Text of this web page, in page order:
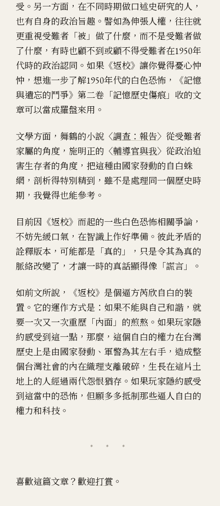
受。另一方面，在不同時期做口述史研究的人，
也有自身的政治旨趣。譬如為伸張人權，往往就
更重視受難者「被」做了什麼，而不是受難者做
了什麼，有時也顧不到或顧不得受難者在1950年
代時的政治認同。如果《返校》讓你覺得憂心忡
忡，想進一步了解1950年代的白色恐怖，《記憶
與遺忘的鬥爭》第二卷「記憶歷史傷痕」收的文
章可以當成羅盤來用。
文學方面，舞鶴的小說〈調查：報告〉從受難者
家屬的角度，施明正的〈輔導官與我〉從政治迫
害生存者的角度，把這種由國家發動的自白蛛
網，剖析得特別精到，雖不是處理同一個歷史時
期，我覺得也能參考。
目前因《返校》而起的一些白色恐怖相關爭論，
不妨先緩口氣，在智識上作好準備。彼此矛盾的
詮釋版本，可能都是「真的」，只是令其為真的
脈絡改變了，才讓一時的真話顯得像「謊言」。
如前文所說，《返校》是個逼方芮欣自白的裝
置。它的運作方式是：如果不能與自己和諧，就
要一次又一次重歷「內面」的煎熬。如果玩家隱
約感受到這一點，那麼，這個自白的權力在台灣
歷史上是由國家發動、軍警為其左右手，造成整
個台灣社會的內在織理支離破碎，生長在這片土
地上的人經過兩代怨恨猶存。如果玩家隱約感受
到這當中的恐怖，但願多多抵制那些逼人自白的
權力和科技。
喜歡這篇文章？歡迎打賞 。